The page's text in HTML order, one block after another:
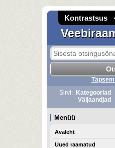
Kontrastsus
Sirvi:
Kategooriad
Väljaandjad
Menüü
Avaleht
Uued raamatud